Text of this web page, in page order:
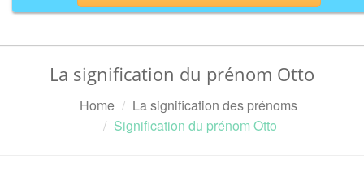
La signification du prénom Otto
Home
La signification des prénoms
Signification du prénom Otto